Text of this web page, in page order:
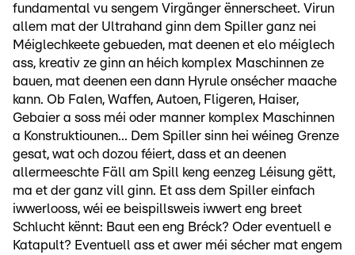
fundamental vu sengem Virgänger ënnerscheet. Virun
allem mat der Ultrahand ginn dem Spiller ganz nei
Méiglechkeete gebueden, mat deenen et elo méiglech
ass, kreativ ze ginn an héich komplex Maschinnen ze
bauen, mat deenen een dann Hyrule onsécher maache
kann. Ob Falen, Waffen, Autoen, Fligeren, Haiser,
Gebaier a soss méi oder manner komplex Maschinnen
a Konstruktiounen... Dem Spiller sinn hei wéineg Grenze
gesat, wat och dozou féiert, dass et an deenen
allermeeschte Fäll am Spill keng eenzeg Léisung gëtt,
ma et der ganz vill ginn. Et ass dem Spiller einfach
iwwerlooss, wéi ee beispillsweis iwwert eng breet
Schlucht kënnt: Baut een eng Bréck? Oder eventuell e
Katapult? Eventuell ass et awer méi sécher mat engem